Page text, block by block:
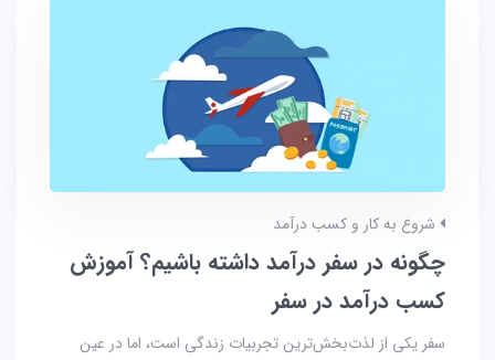
شروع به کار و کسب درآمد
چگونه در سفر درآمد داشته باشیم؟ آموزش
کسب درآمد در سفر
سفر یکی از لذت‌بخش‌ترین تجربیات زندگی است، اما در عین